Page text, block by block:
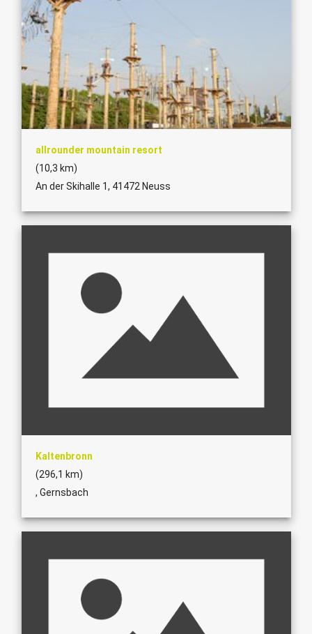
allrounder mountain resort
(10,3 km)
An der Skihalle 1, 41472 Neuss
Kaltenbronn
(296,1 km)
, Gernsbach